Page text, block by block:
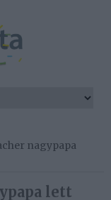
nagypapa
lett